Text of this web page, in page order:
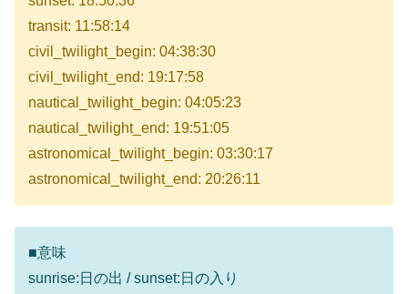
transit: 11:58:14
civil_twilight_begin: 04:38:30
civil_twilight_end: 19:17:58
nautical_twilight_begin: 04:05:23
nautical_twilight_end: 19:51:05
astronomical_twilight_begin: 03:30:17
astronomical_twilight_end: 20:26:11
■意味
sunrise:日の出 / sunset:日の入り